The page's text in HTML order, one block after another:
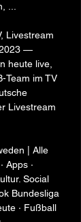
...
Livestream
—
heute live,
Team im TV
Livestream
| Alle
Apps ·
Social
Bundesliga
· Fußball